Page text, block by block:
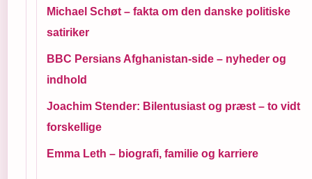
Michael Schøt – fakta om den danske politiske
satiriker
BBC Persians Afghanistan-side – nyheder og
indhold
Joachim Stender: Bilentusiast og præst – to vidt
forskellige
Emma Leth – biografi, familie og karriere